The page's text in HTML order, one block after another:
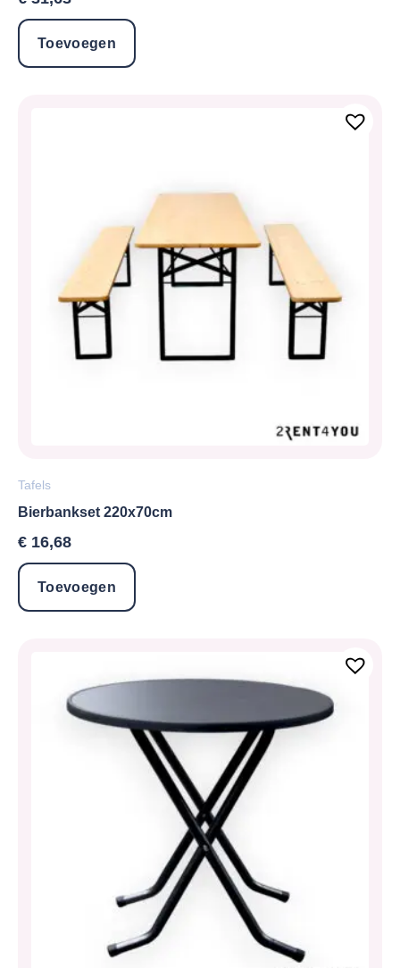
Toevoegen
Tafels
Bierbankset 220x70cm
€ 16,68
Toevoegen